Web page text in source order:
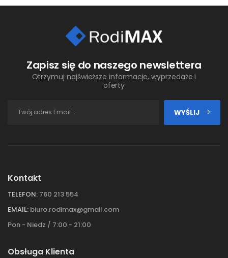
Zapisz się do naszego newslettera
Otrzymuj najświeższe informacje, wyprzedaże i
oferty
WYŚLIJ
Kontakt
TELEFON: 760 213 554
EMAIL: biuro.rodimax@gmail.com
Pon - Niedz / 7:00 - 21:00
Obsługa Klienta